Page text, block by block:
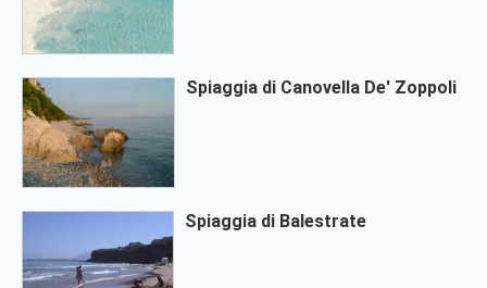
Spiaggia di Canovella De' Zoppoli
Spiaggia di Balestrate